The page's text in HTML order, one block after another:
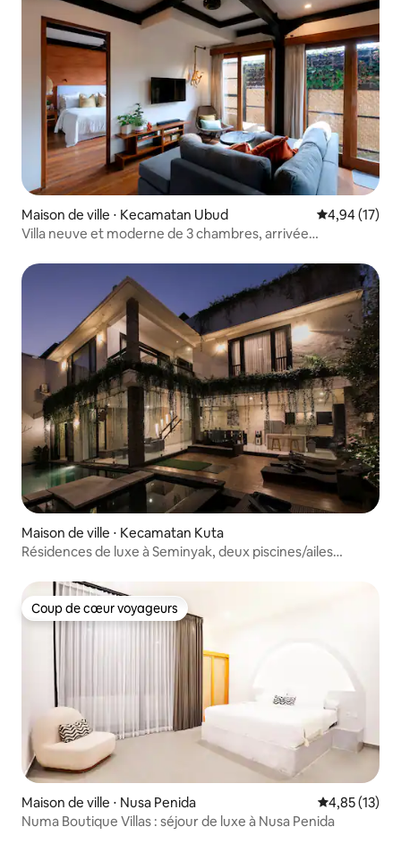
Maison de ville ⋅ Kecamatan Ubud Évaluation
4,94 (17)
Villa neuve et moderne de 3 chambres, arrivée
Maison de ville ⋅ Kecamatan Kuta
Résidences de luxe à Seminyak, deux piscines/ailes
Coup de cœur voyageurs
Coup de cœur voyageurs
Maison de ville ⋅ Nusa Penida Évaluation
4,85 (13)
Numa Boutique Villas : séjour de luxe à Nusa Penida